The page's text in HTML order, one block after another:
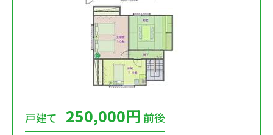
戸建て 250,000円 前後